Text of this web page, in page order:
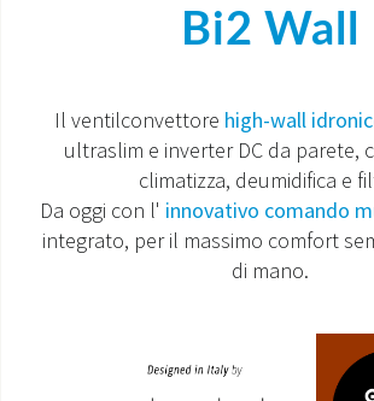
CONTATTI
MONDO OS
Bi2 Wall
Il ventilconvettore high-wall
ultraslim e inverter DC da parete,
climatizza, deumidifica e
Da oggi con l' innovativo comando
integrato, per il massimo comfort
di mano.